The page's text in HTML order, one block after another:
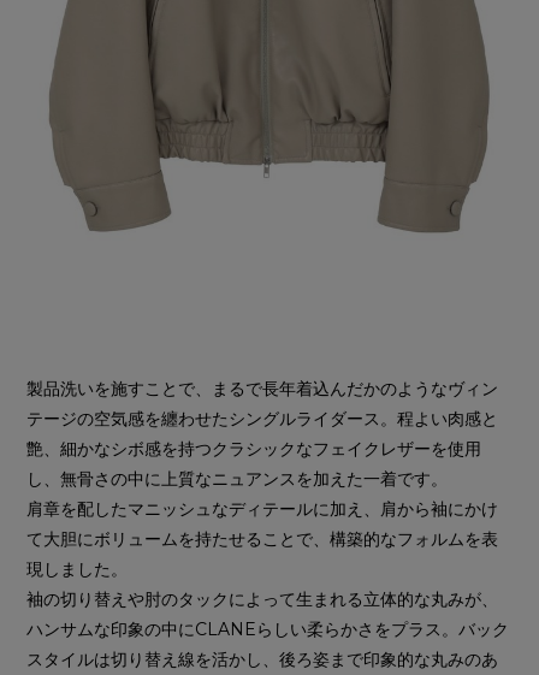
製品洗いを施すことで、まるで長年着込んだかのようなヴィン
テージの空気感を纏わせたシングルライダース。程よい肉感と
艶、細かなシボ感を持つクラシックなフェイクレザーを使用
し、無骨さの中に上質なニュアンスを加えた一着です。
肩章を配したマニッシュなディテールに加え、肩から袖にかけ
て大胆にボリュームを持たせることで、構築的なフォルムを表
現しました。
袖の切り替えや肘のタックによって生まれる立体的な丸みが、
ハンサムな印象の中にCLANEらしい柔らかさをプラス。バック
スタイルは切り替え線を活かし、後ろ姿まで印象的な丸みのあ